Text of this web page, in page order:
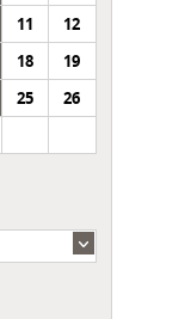
11
12
18
19
25
26